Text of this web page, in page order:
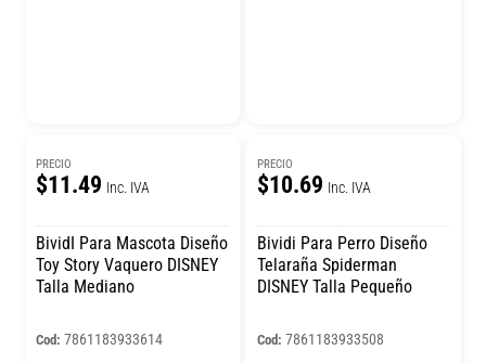
PRECIO
$11.49 Inc. IVA
BividI Para Mascota Diseño
Toy Story Vaquero DISNEY
Talla Mediano
Cod: 7861183933614
PRECIO
$10.69 Inc. IVA
Bividi Para Perro Diseño
Telaraña Spiderman
DISNEY Talla Pequeño
Cod: 7861183933508